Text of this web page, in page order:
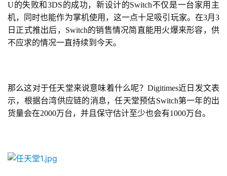
首
游
茶
原
创
戏
U的失败和3DS的成功，新设计的Switch不仅是一台家用主
机，同时也能作为掌机使用，这一点十足吸引玩家。在3月3
日正式推出后，Switch的销售情况简直能用火爆来形容，供
不应求的情况一直持续到今天。
那么这对于任天堂来说意味着什么呢？Digitimes近日发文表
示，根据台湾供应链的消息，任天堂预估Switch第一年的出
货量会在2000万台，并且保守估计至少也会有1000万台。